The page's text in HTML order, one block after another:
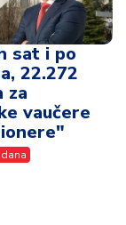
sat i po
22.272
za
vaučere